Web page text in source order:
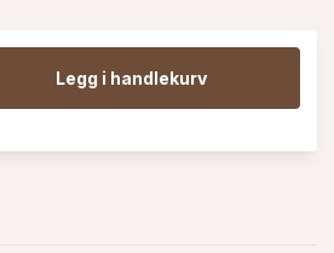
Legg i handlekurv